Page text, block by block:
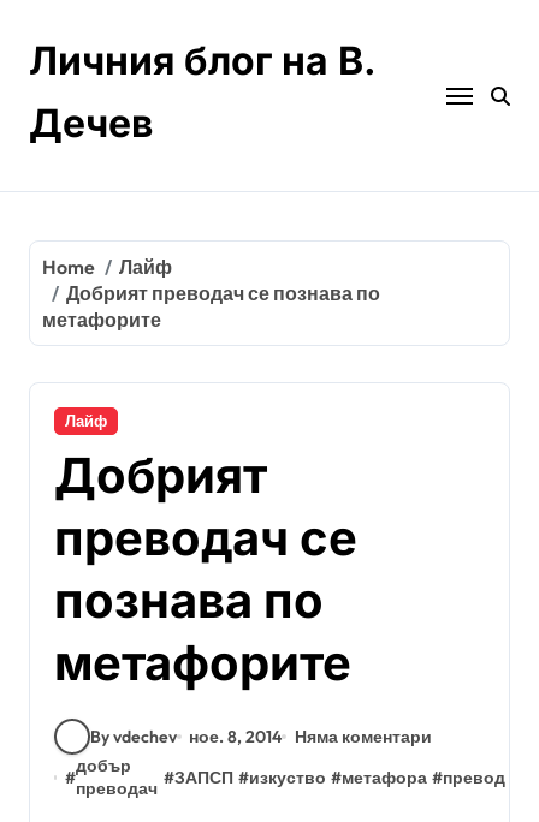
contentЛичния блог на В.
Дечев
Home
Лайф
Добрият преводач се познава по
метафорите
Лайф
Добрият
преводач се
познава по
метафорите
By vdechev ное. 8, 2014
Няма коментари
#
добър
преводач
#ЗАПСП #изкуство #метафора #превод